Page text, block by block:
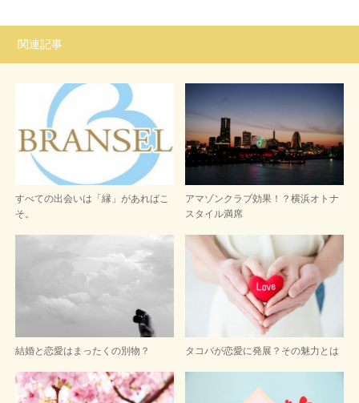
関連記事
すべての出会いは「縁」があればこ
そ。
アマゾンクラブ効果！？横浜オトナ
スタイル満席
結婚と恋愛はまったくの別物？ タコパが恋愛に発展？その魅力とは